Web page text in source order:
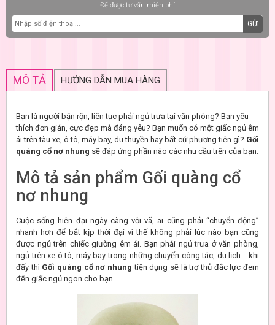
Để được tư vấn miễn phí
GỬI
MÔ TẢ HƯỚNG DẪN MUA HÀNG
Bạn là người bận rộn, liên tục phải ngủ trưa tại văn phòng? Bạn yêu
thích đơn giản, cực đẹp mà đáng yêu? Bạn muốn có một giấc ngủ êm
ái trên tàu xe, ô tô, máy bay, du thuyền hay bất cứ phương tiện gì? Gối
quàng cổ nơ nhung sẽ đáp ứng phần nào các nhu cầu trên của bạn.
Mô tả sản phẩm Gối quàng cổ
nơ nhung
Cuộc sống hiện đại ngày càng vội vã, ai cũng phải “chuyển động”
nhanh hơn để bắt kịp thời đại vì thế không phải lúc nào bạn cũng
được ngủ trên chiếc giường êm ái. Bạn phải ngủ trưa ở văn phòng,
ngủ trên xe ô tô, máy bay trong những chuyến công tác, du lịch… khi
đấy thì Gối quàng cổ nơ nhung tiện dụng sẽ là trợ thủ đắc lực đem
đến giấc ngủ ngon cho bạn.